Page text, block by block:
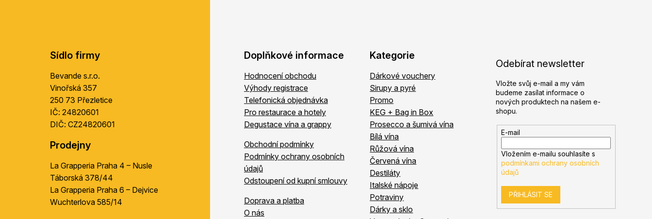
Sídlo firmy
Bevande s.r.o.
Vinořská 357
250 73 Přezletice
IČ: 24820601
DIČ: CZ24820601
Prodejny
La Grapperia Praha 4 – Nusle
Táborská 378/44
La Grapperia Praha 6 – Dejvice
Wuchterlova 585/14
Doplňkové informace
Hodnocení obchodu
Výhody registrace
Telefonická objednávka
Pro restaurace a hotely
Degustace vína a grappy
Obchodní podmínky
Podmínky ochrany osobních
údajů
Odstoupení od kupní smlouvy
Doprava a platba
O nás
Kategorie
Dárkové vouchery
Sirupy a pyré
Promo
KEG + Bag in Box
Prosecco a šumivá vína
Bílá vína
Růžová vína
Červená vína
Destiláty
Italské nápoje
Potraviny
Dárky a sklo
Odebírat newsletter
Vložte svůj e-mail a my vám
budeme zasílat informace o
nových produktech na našem e-
shopu.
E-mail
Vložením e-mailu souhlasíte s
podmínkami ochrany osobních
údajů
PŘIHLÁSIT SE